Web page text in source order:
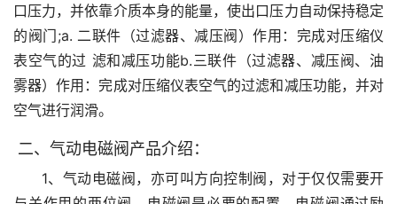
口压力，并依靠介质本身的能量，使出口压力自动保持稳定
的阀门;a. 二联件（过滤器、减压阀）作用：完成对压缩仪
表空气的过 滤和减压功能b.三联件（过滤器、减压阀、油
雾器）作用：完成对压缩仪表空气的过滤和减压功能，并对
空气进行润滑。
二、气动电磁阀产品介绍：
1、气动电磁阀，亦可叫方向控制阀，对于仅仅需要开